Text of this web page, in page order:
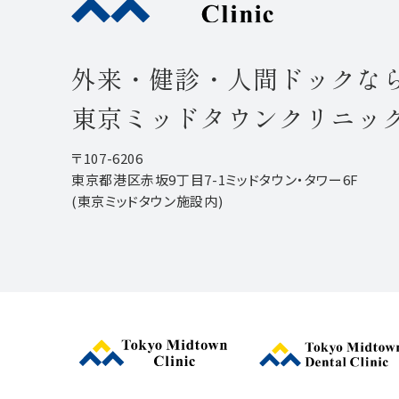
外来・健診・人間ドックな
東京ミッドタウンクリニッ
〒107-6206
東京都港区赤坂9丁目7-1ミッドタウン・タワー6F
(東京ミッドタウン施設内)